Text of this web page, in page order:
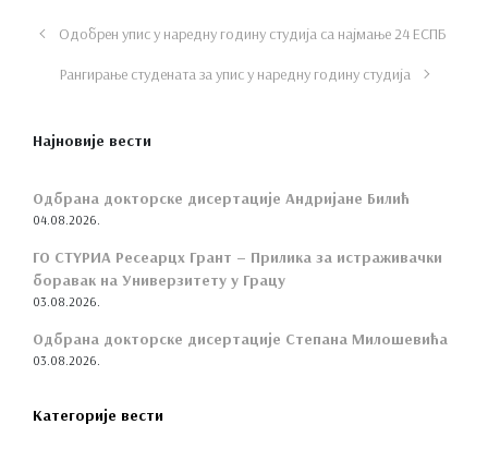
Одобрен упис у наредну годину студија са најмање 24 ЕСПБ
Рангирање студената за упис у наредну годину студија
Најновије вести
Одбрана докторске дисертације Андријане Билић
04.08.2026.
ГО СТYРИА Ресеарцх Грант – Прилика за истраживачки
боравак на Универзитету у Грацу
03.08.2026.
Одбрана докторске дисертације Степана Милошевића
03.08.2026.
Категорије вести